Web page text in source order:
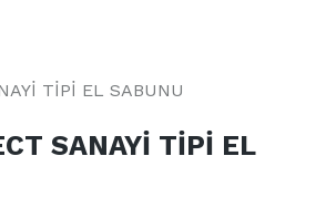
SANAYİ TİPİ EL